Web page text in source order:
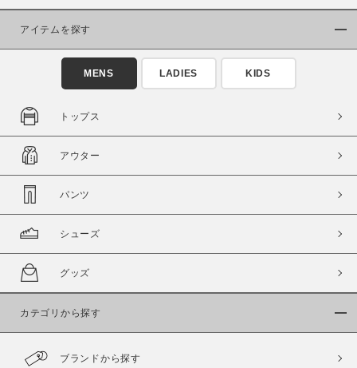
アイテムを探す
MENS LADIES KIDS
トップス
アウター
パンツ
シューズ
グッズ
カテゴリから探す
ブランドから探す